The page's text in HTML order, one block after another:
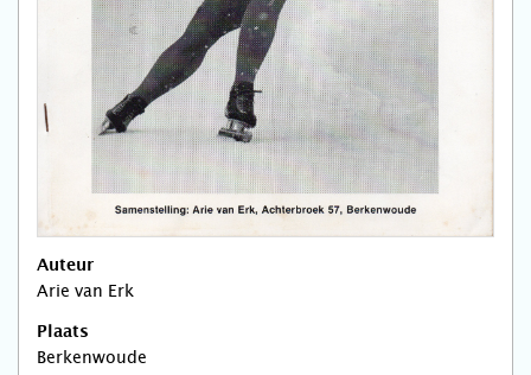
Auteur
Arie van Erk
Plaats
Berkenwoude